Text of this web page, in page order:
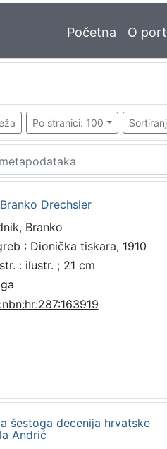
Početna O
Po stranici: 100
Drechsler
Branko
: Dionička tiskara, 1910
: ilustr. ; 21 cm
šestoga decenija hrvatske
Andrić